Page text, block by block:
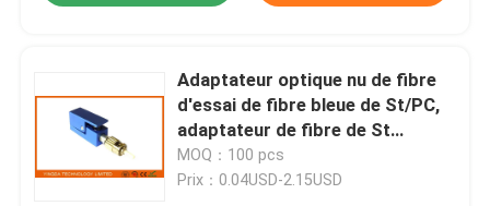
Produits
Au sujet de nous
Adaptateur optique nu de fibre
d'essai de fibre bleue de St/PC,
adaptateur de fibre de St
unimodal
MOQ：100 pcs
Prix：0.04USD-2.15USD